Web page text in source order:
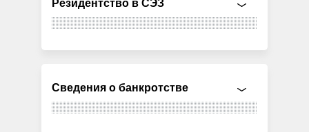
Резидентство в СЭЗ
Сведения о банкротстве